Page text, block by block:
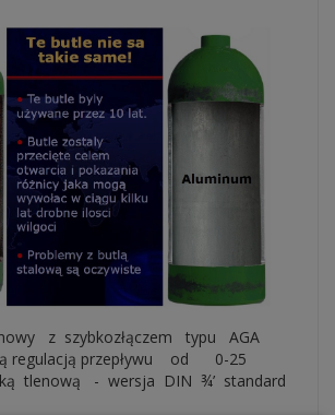
z szybkozłączem typu AGA
regulacją przepływu od 0-25
tlenową - wersja DIN ¾’ standard